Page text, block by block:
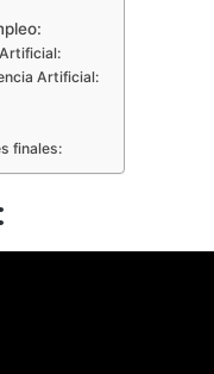
Artificial:
finales: